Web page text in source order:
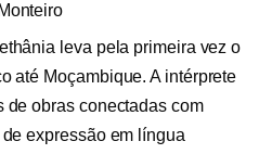
leva pela primeira vez o
até Moçambique. A intérprete
de obras conectadas com
expressão em língua